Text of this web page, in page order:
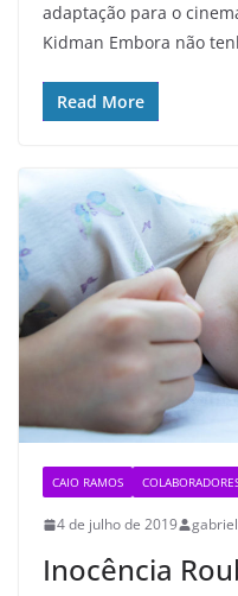
adaptação para o
Kidman Embora não
Read More
CAIO RAMOS
4 de julho de 2019
Inocência